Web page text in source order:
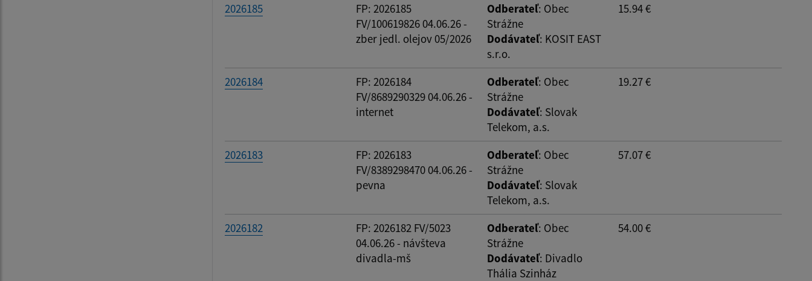
2026185
FP: 2026185
FV/100619826 04.06.26 -
zber jedl. olejov 05/2026
Odberateľ: Obec
Strážne
Dodávateľ: KOSIT EAST
s.r.o.
15.94 €
2026184
FP: 2026184
FV/8689290329 04.06.26 -
internet
Odberateľ: Obec
Strážne
Dodávateľ: Slovak
Telekom, a.s.
19.27 €
2026183
FP: 2026183
FV/8389298470 04.06.26 -
pevna
Odberateľ: Obec
Strážne
Dodávateľ: Slovak
Telekom, a.s.
57.07 €
2026182
FP: 2026182 FV/5023
04.06.26 - návšteva
divadla-mš
Odberateľ: Obec
Strážne
Dodávateľ: Divadlo
Thália Szinház
54.00 €